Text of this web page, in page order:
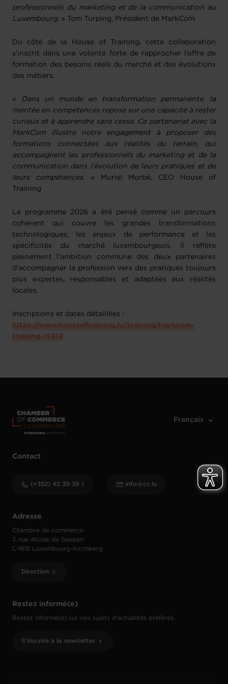
professionnels du marketing et de la communication au
Luxembourg. » Tom Turping, Président de MarkCom
Du côté de la House of Training, cette collaboration
s’inscrit dans une volonté forte de rapprocher l’offre de
formation des besoins réels du marché et des évolutions
des métiers.
«
Dans un monde en transformation permanente, la
montée en compétences repose sur une capacité à rester
curieux et à apprendre sans cesse. Ce partenariat avec la
MarkCom illustre notre engagement à proposer des
formations connectées aux réalités du terrain, qui
accompagnent les professionnels du marketing et de la
communication dans l’évolution de leurs pratiques et de
leurs compétences. » Muriel Morbé, CEO House of
Training
Le programme 2026 a été pensé comme un parcours
cohérent qui couvre les grandes transformations
technologiques, les enjeux de performance et les
spécificités du marché luxembourgeois. Il reflète
pleinement l’ambition commune des deux partenaires
d’accompagner la profession vers des pratiques toujours
plus expertes, responsables et adaptées aux réalités
locales.
Inscriptions et dates détaillées :
https://www.houseoftraining.lu/training/markcom-
training-15919
Restez informé(e)
Restez informé(e) sur vos sujets d’actualités préférés.
S'inscrire à la newsletter
Adresse
Chambre de commerce
7, rue Alcide de Gasperi
L-1615 Luxembourg-Kirchberg
Direction
Contact
(+352) 42 39 39 1 info@cc.lu